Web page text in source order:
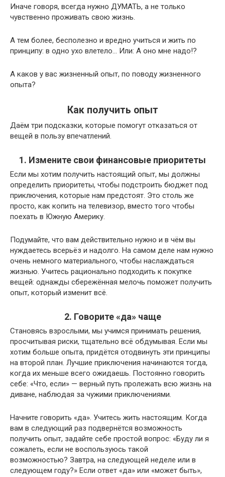
Иначе говоря, всегда нужно ДУМАТЬ, а не только
чувственно проживать свою жизнь.
А тем более, бесполезно и вредно учиться и жить по
принципу: в одно ухо влетело… Или: А оно мне надо!?
А каков у вас жизненный опыт, по поводу жизненного
опыта?
Как получить опыт
Даём три подсказки, которые помогут отказаться от
вещей в пользу впечатлений.
1. Измените свои финансовые приоритеты
Если мы хотим получить настоящий опыт, мы должны
определить приоритеты, чтобы подстроить бюджет под
приключения, которые нам предстоят. Это столь же
просто, как копить на телевизор, вместо того чтобы
поехать в Южную Америку.
Подумайте, что вам действительно нужно и в чём вы
нуждаетесь всерьёз и надолго. На самом деле нам нужно
очень немного материального, чтобы наслаждаться
жизнью. Учитесь рационально подходить к покупке
вещей: однажды сбережённая мелочь поможет получить
опыт, который изменит всё.
2. Говорите «да» чаще
Становясь взрослыми, мы учимся принимать решения,
просчитывая риски, тщательно всё обдумывая. Если мы
хотим больше опыта, придётся отодвинуть эти принципы
на второй план. Лучшие приключения начинаются тогда,
когда их меньше всего ожидаешь. Постоянно говорить
себе: «Что, если» — верный путь пролежать всю жизнь на
диване, наблюдая за чужими приключениями.
Начните говорить «да». Учитесь жить настоящим. Когда
вам в следующий раз подвернётся возможность
получить опыт, задайте себе простой вопрос: «Буду ли я
сожалеть, если не воспользуюсь такой
возможностью? Завтра, на следующей неделе или в
следующем году?» Если ответ «да» или «может быть»,